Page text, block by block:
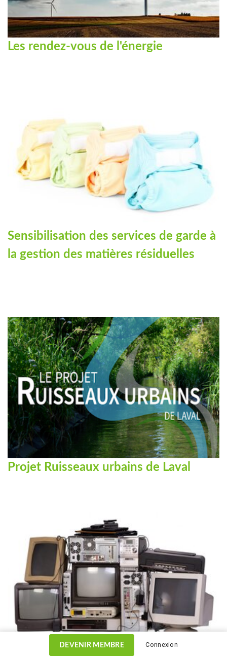
DEVENIR MEMBRE Connexion
Les rendez-vous de l'énergie
Sensibilisation des services de garde à
la gestion des matières résiduelles
Projet Ruisseaux urbains de Laval